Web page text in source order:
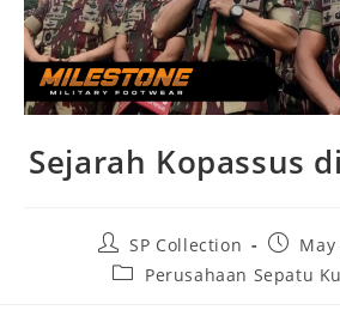
Sejarah Kopassus
Post
author:
SP Collection
PostMay
PostPerusahaan Sepatu